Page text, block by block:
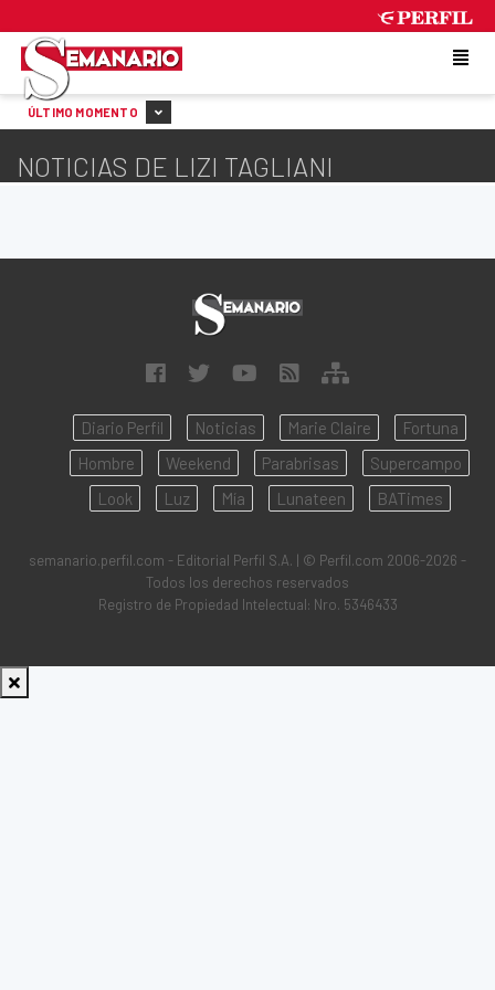
ÚLTIMO MOMENTO
NOTICIAS DE LIZI TAGLIANI
Diario Perfil Noticias Marie Claire
Fortuna
Hombre
Weekend Parabrisas
Supercampo
Look
Luz Mía Lunateen BATimes
semanario.perfil.com - Editorial Perfil S.A. | © Perfil.com 2006-2026 -
Todos los derechos reservados
Registro de Propiedad Intelectual: Nro. 5346433